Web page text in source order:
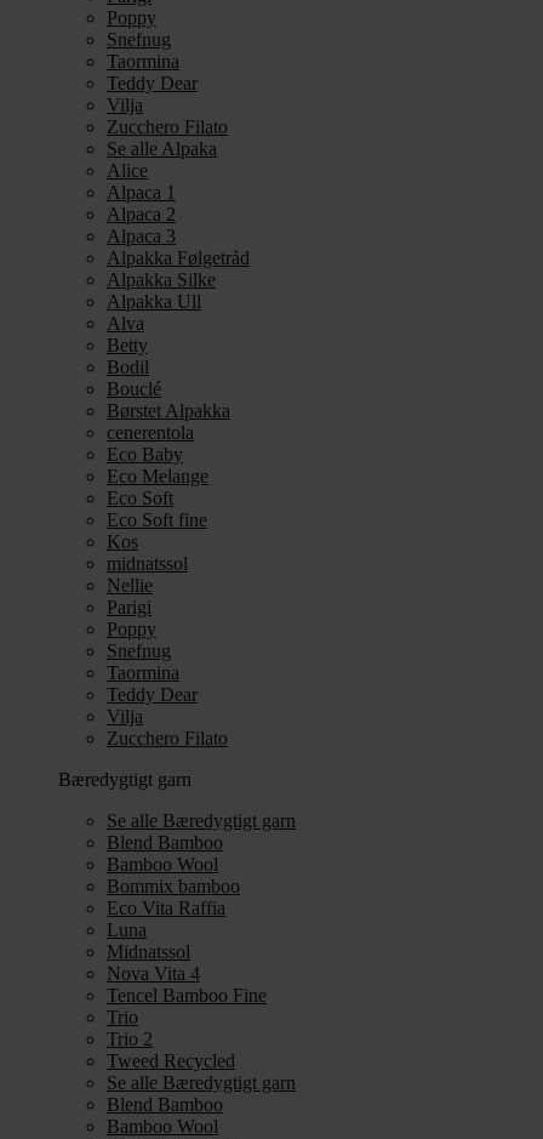
Poppy
Snefnug
Taormina
Teddy Dear
Vilja
Zucchero Filato
Se alle Alpaka
Alice
Alpaca 1
Alpaca 2
Alpaca 3
Alpakka Følgetråd
Alpakka Silke
Alpakka Ull
Alva
Betty
Bodil
Bouclé
Børstet Alpakka
cenerentola
Eco Baby
Eco Melange
Eco Soft
Eco Soft fine
Kos
midnatssol
Nellie
Parigi
Poppy
Snefnug
Taormina
Teddy Dear
Vilja
Zucchero Filato
Bæredygtigt garn
Se alle Bæredygtigt garn
Blend Bamboo
Bamboo Wool
Bommix bamboo
Eco Vita Raffia
Luna
Midnatssol
Nova Vita 4
Tencel Bamboo Fine
Trio
Trio 2
Tweed Recycled
Se alle Bæredygtigt garn
Blend Bamboo
Bamboo Wool